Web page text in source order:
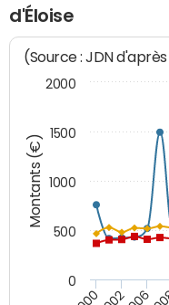
d'Éloise
Montants (€)
(Source : JDN
0
500
1000
1500
2000